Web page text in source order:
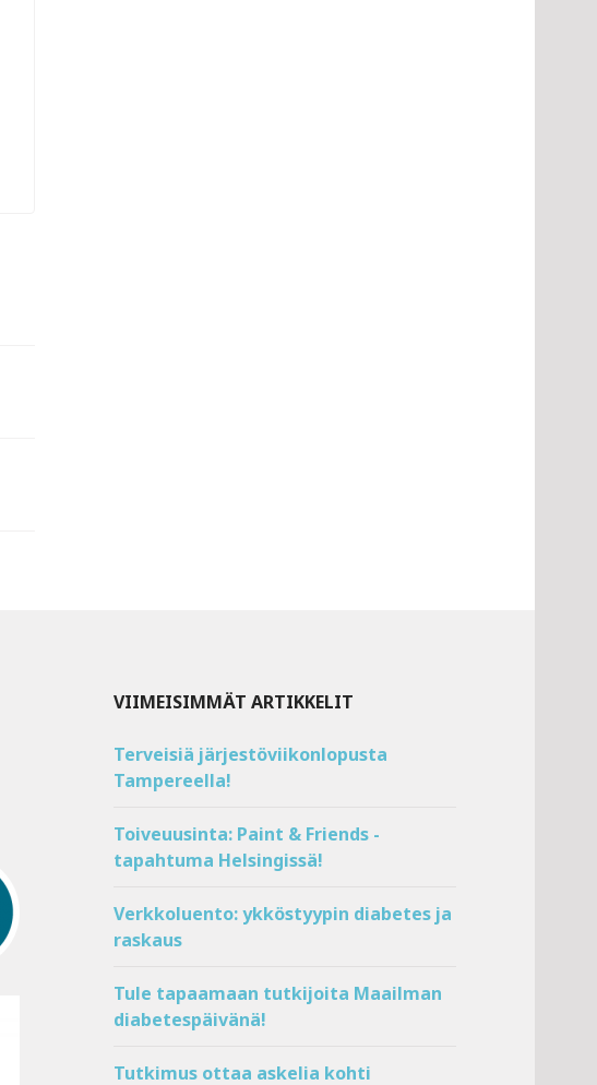
VIIMEISIMMÄT ARTIKKELIT
Terveisiä järjestöviikonlopusta
Tampereella!
Toiveuusinta: Paint & Friends -
tapahtuma Helsingissä!
Verkkoluento: ykköstyypin diabetes ja
raskaus
Tule tapaamaan tutkijoita Maailman
diabetespäivänä!
Tutkimus ottaa askelia kohti